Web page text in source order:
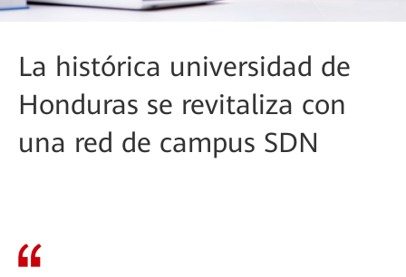
La histórica universidad de
Honduras se revitaliza con
una red de campus SDN